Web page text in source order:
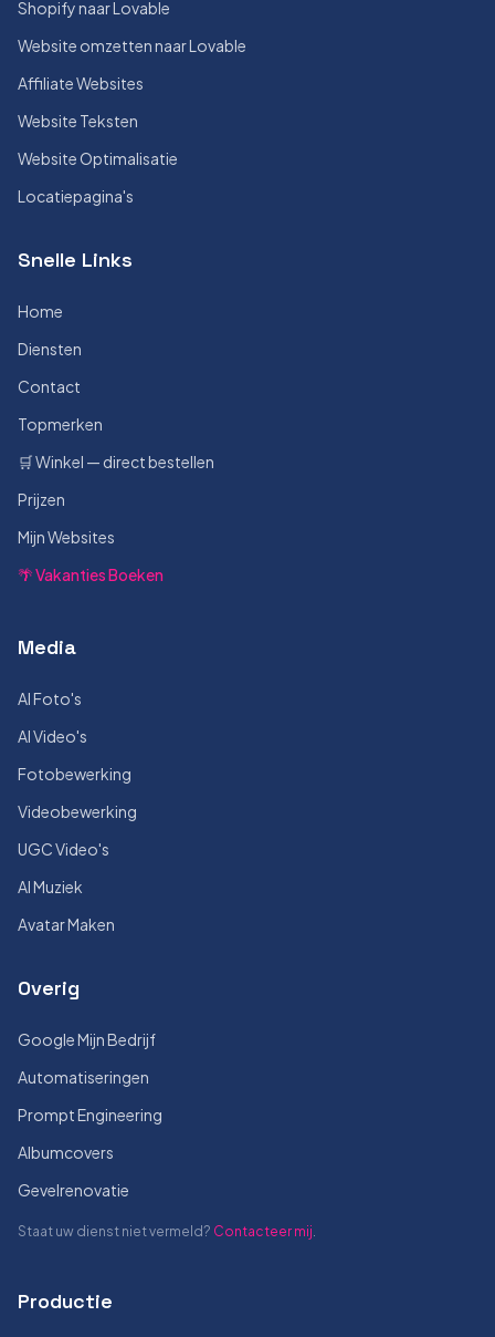
Shopify naar Lovable
Website omzetten naar Lovable
Affiliate Websites
Website Teksten
Website Optimalisatie
Locatiepagina's
Snelle Links
Home
Diensten
Contact
Topmerken
🛒 Winkel — direct bestellen
Prijzen
Mijn Websites
🌴 Vakanties Boeken
Media
AI Foto's
AI Video's
Fotobewerking
Videobewerking
UGC Video's
AI Muziek
Avatar Maken
Overig
Google Mijn Bedrijf
Automatiseringen
Prompt Engineering
Albumcovers
Gevelrenovatie
Staat uw dienst niet vermeld? Contacteer mij.
Productie